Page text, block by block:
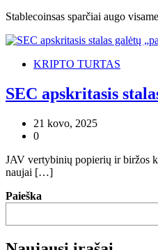
Stablecoinsas sparčiai augo
KRIPTO TURTAS
SEC apskritasis
21 kovo, 2025
0
JAV vertybinių popierių ir biržos
naujai […]
Paieška